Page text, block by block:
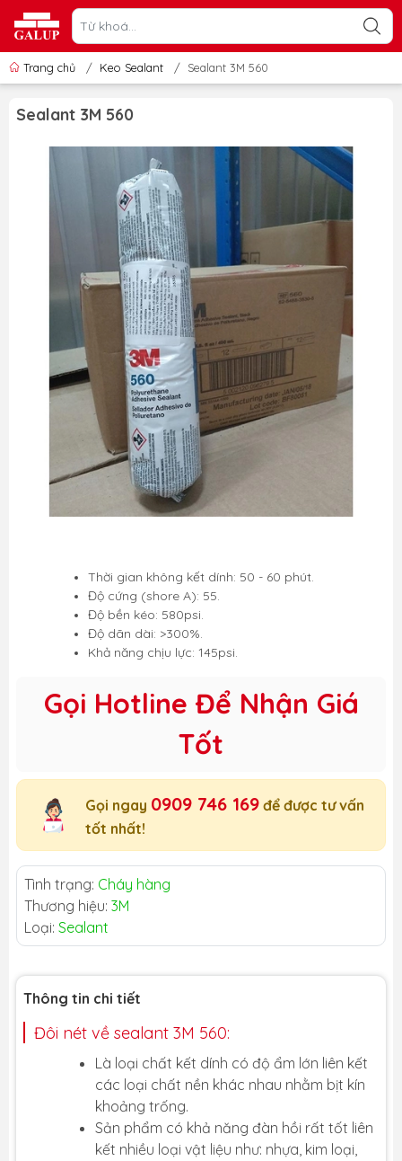
Trang chủ / Keo Sealant / Sealant 3M 560
Sealant 3M 560
Thời gian không kết dính: 50 - 60 phút.
Độ cứng (shore A): 55.
Độ bền kéo: 580psi.
Độ dãn dài: >300%.
Khả năng chịu lực: 145psi.
Gọi Hotline Để Nhận Giá
Tốt
Gọi ngay 0909 746 169 để được tư vấn
tốt nhất!
Tình trạng: Cháy hàng
Thương hiệu: 3M
Loại: Sealant
Thông tin chi tiết
Đôi nét về sealant 3M 560:
Là loại chất kết dính có độ ẩm lớn liên kết
các loại chất nền khác nhau nhằm bịt kín
khoảng trống.
Sản phẩm có khả năng đàn hồi rất tốt liên
kết nhiều loại vật liệu như: nhựa, kim loại,